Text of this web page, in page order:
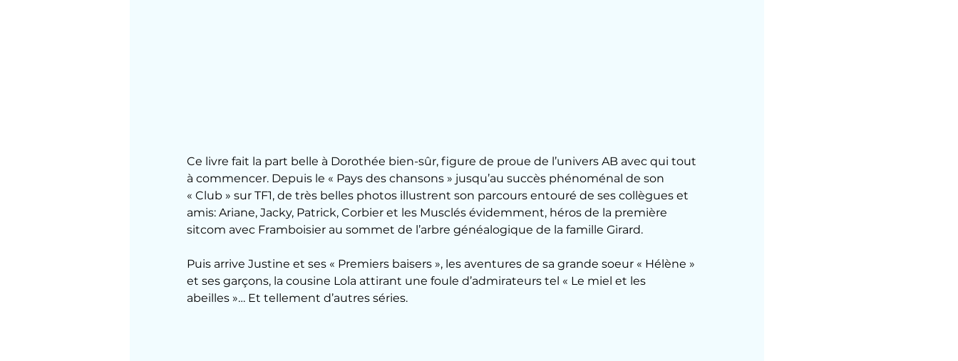
Ce livre fait la part belle à Dorothée bien-sûr, figure de proue de l’univers AB avec qui tout
à commencer. Depuis le « Pays des chansons » jusqu’au succès phénoménal de son
« Club » sur TF1, de très belles photos illustrent son parcours entouré de ses collègues et
amis: Ariane, Jacky, Patrick, Corbier et les Musclés évidemment, héros de la première
sitcom avec Framboisier au sommet de l’arbre généalogique de la famille Girard.
Puis arrive Justine et ses « Premiers baisers », les aventures de sa grande soeur « Hélène »
et ses garçons, la cousine Lola attirant une foule d’admirateurs tel « Le miel et les
abeilles »… Et tellement d’autres séries.